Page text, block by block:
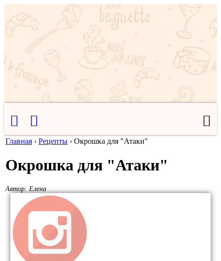
Главная › Рецепты › Окрошка для "Атаки"
Окрошка для "Атаки"
Автор: Елена